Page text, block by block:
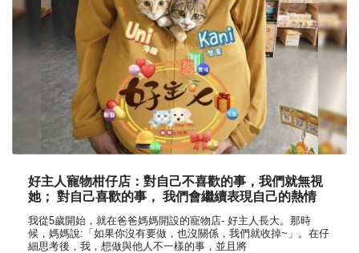
好主人寵物柑仔店：對自己不喜歡的事，我們就無視
她； 對自己喜歡的事， 我們會繼續表現自己的熱情
我從5歲開始，就在爸爸媽媽開設的寵物店- 好主人長大。那時
候，媽媽說:「如果你沒有要做，也沒關係，我們就收掉~」。在仔
細思考後，我，想做與他人不一樣的事，並且將